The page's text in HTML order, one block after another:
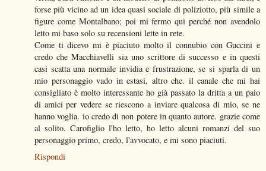
forse più vicino ad un idea quasi sociale di poliziotto, più simile a
figure come Montalbano; poi mi fermo qui perché non avendolo
letto mi baso solo su recensioni lette in rete.
Come ti dicevo mi è piaciuto molto il connubio con Guccini e
credo che Macchiavelli sia uno scrittore di successo e in questi
casi scatta una normale invidia e frustrazione, se si sparla di un
mio personaggio vado in estasi, altro che. il canale che mi hai
consigliato è molto interessante ho già passato la dritta a un paio
di amici per vedere se riescono a inviare qualcosa di mio, se ne
hanno voglia. io credo di non potere in quanto autore. grazie come
al solito. Carofiglio l'ho letto, ho letto alcuni romanzi del suo
personaggio primo, credo, l'avvocato, e mi sono piaciuti.
Rispondi